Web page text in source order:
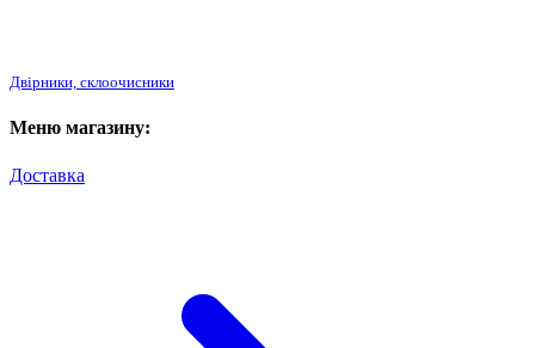
Двірники, склоочисники
Меню магазину:
Доставка